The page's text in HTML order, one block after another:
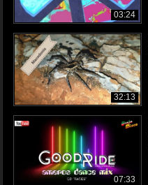
03:24
32:13
07:33